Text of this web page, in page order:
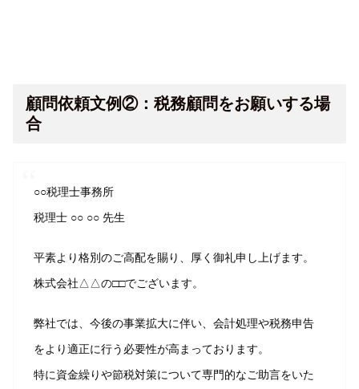
顧問依頼文例②：税務顧問をお願いする場
合
○○税理士事務所
税理士 ○○ ○○ 先生
平素より格別のご高配を賜り、厚く御礼申し上げます。
株式会社△△の□□でございます。
弊社では、今後の事業拡大に伴い、会計処理や税務申告
をより適正に行う必要性が高まっております。
特に資金繰りや節税対策について専門的なご助言をいた